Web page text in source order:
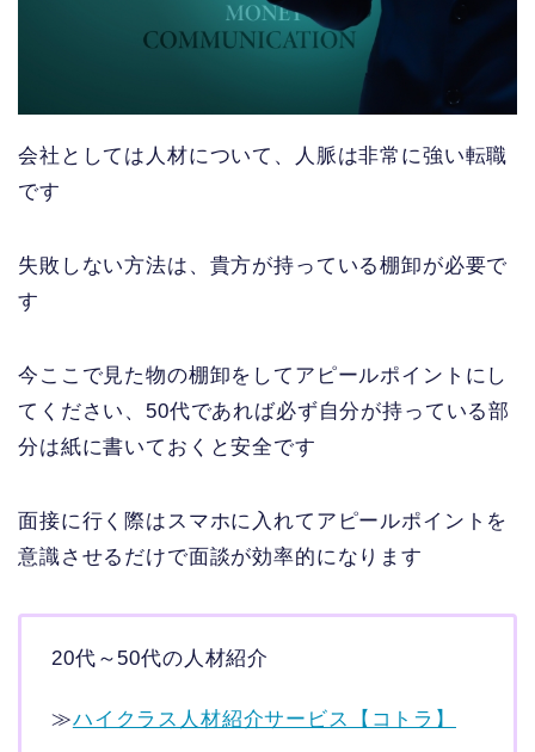
会社としては人材について、人脈は非常に強い転職
です
失敗しない方法は、貴方が持っている棚卸が必要で
す
今ここで見た物の棚卸をしてアピールポイントにし
てください、50代であれば必ず自分が持っている部
分は紙に書いておくと安全です
面接に行く際はスマホに入れてアピールポイントを
意識させるだけで面談が効率的になります
20代～50代の人材紹介
≫ハイクラス人材紹介サービス【コトラ】